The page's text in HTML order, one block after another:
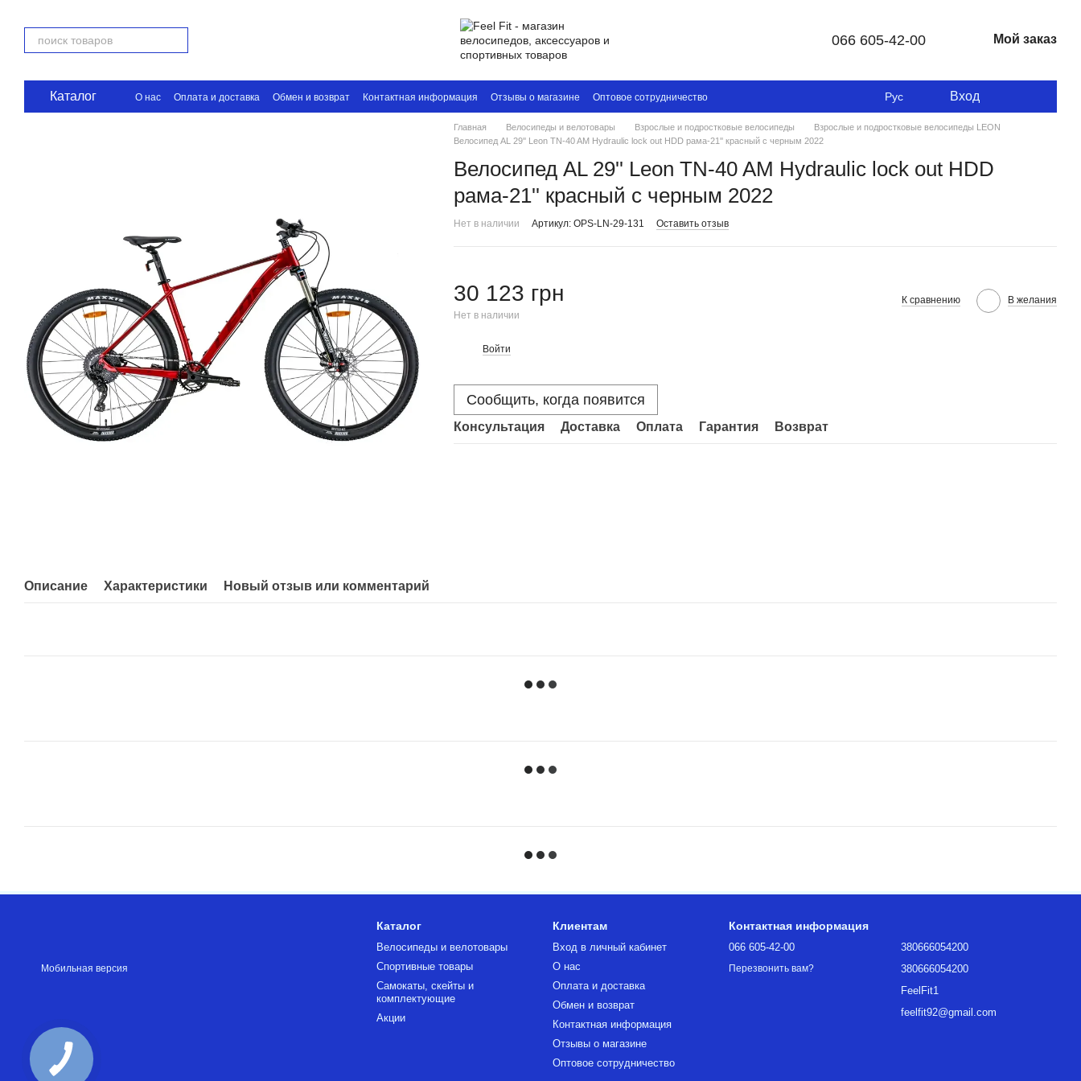
066 605-42-00 Мой заказ
Каталог О нас Оплата и доставка Обмен и возврат Контактная информация Отзывы о магазине Оптовое сотрудничество Рус Вход
Главная Велосипеды и велотовары Взрослые и подростковые велосипеды
Взрослые и подростковые велосипеды LEON
Велосипед AL 29'' Leon TN-40 AM Hydraulic lock out HDD рама-21'' красный с черным 2022
Велосипед AL 29'' Leon TN-40 AM Hydraulic lock out HDD
рама-21'' красный с черным 2022
Нет в наличии Артикул: OPS-LN-29-131 Оставить отзыв
30 123 грн
Нет в наличии
К сравнению В желания
Войти
Сообщить, когда появится
Консультация Доставка Оплата Гарантия Возврат
Описание Характеристики Новый отзыв или комментарий
Мобильная версия
Каталог
Велосипеды и велотовары
Спортивные товары
Самокаты, скейты и
комплектующие
Акции
Клиентам
Вход в личный кабинет
О нас
Оплата и доставка
Обмен и возврат
Контактная информация
Отзывы о магазине
Оптовое сотрудничество
Контактная информация
066 605-42-00
Перезвонить вам?
380666054200
380666054200
FeelFit1
feelfit92@gmail.com